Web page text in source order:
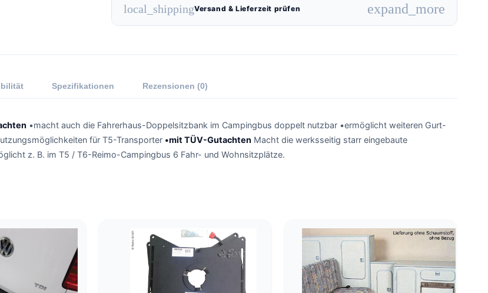
local_shippingVersand & Lieferzeit prüfen expand_more
Spezifikationen Rezensionen (0)
•macht auch die Fahrerhaus-Doppelsitzbank im Campingbus doppelt nutzbar •ermöglicht weiteren Gurt-
für T5-Transporter •mit TÜV-Gutachten Macht die werksseitig starr eingebaute
z. B. im T5 / T6-Reimo-Campingbus 6 Fahr- und Wohnsitzplätze.